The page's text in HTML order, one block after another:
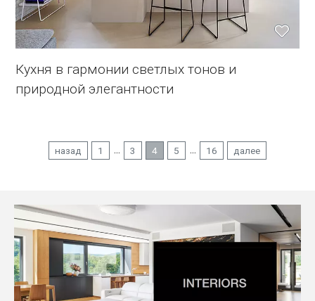
Кухня в гармонии светлых тонов и
природной элегантности
назад 1 ... 3 4 5 ... 16 далее